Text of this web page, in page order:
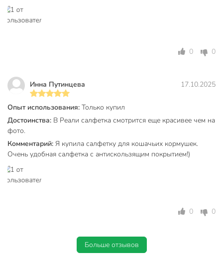
0 0
Инна Путинцева 17.10.2025
Опыт использования: Только купил
Достоинства: В Реали салфетка смотрится еще красивее чем на
фото.
Комментарий: Я купила салфетку для кошачьих кормушек.
Очень удобная салфетка с антискользящим покрытием!)
0 0
Больше отзывов